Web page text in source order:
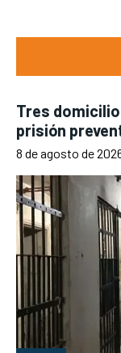
Tres
prisión
8 de agosto de